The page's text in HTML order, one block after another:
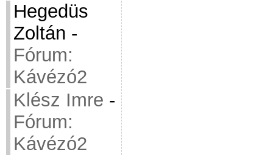
Hegedüs
Zoltán -
Fórum:
Kávézó2
Klész Imre -
Fórum:
Kávézó2